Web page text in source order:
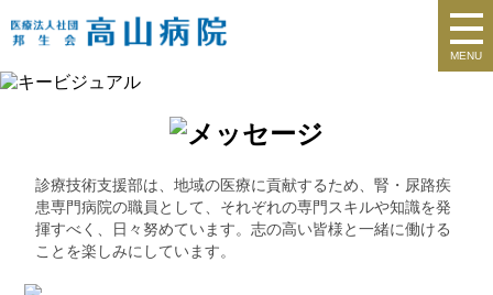
MENU
診療技術支援部は、地域の医療に貢献するため、腎・尿路疾
患専門病院の職員として、それぞれの専門スキルや知識を発
揮すべく、日々努めています。志の高い皆様と一緒に働ける
ことを楽しみにしています。